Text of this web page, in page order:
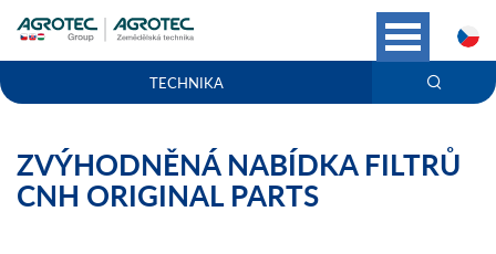
TECHNIKA
ZVÝHODNĚNÁ NABÍDKA FILTRŮ
CNH ORIGINAL PARTS